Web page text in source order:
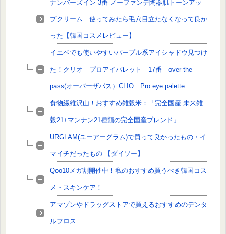
ナンバーズイン 3番 ノーファンデ陶器肌トーンアッ
プクリーム 使ってみたら毛穴目立たなくなって良か
った【韓国コスメレビュー】
イエベでも使いやすいパープル系アイシャドウ見つけ
た！クリオ プロアイパレット 17番 over the
pass(オーバーザパス）CLIO Pro eye palette
食物繊維沢山！おすすめ雑穀米：「完全国産 未来雑
穀21+マンナン21種類の完全国産ブレンド」
URGLAM(ユーアーグラム)で買って良かったもの・イ
マイチだったもの 【ダイソー】
Qoo10メガ割開催中！私のおすすめ買うべき韓国コス
メ・スキンケア！
アマゾンやドラッグストアで買えるおすすめのデンタ
ルフロス